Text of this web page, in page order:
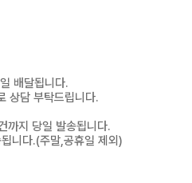
배달됩니다.
상담 부탁드립니다.
까지 당일 발송됩니다.
니다.(주말,공휴일 제외)